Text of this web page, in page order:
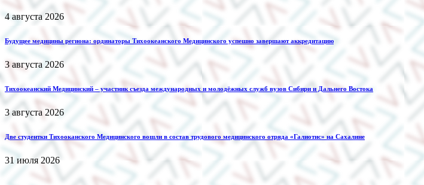
4 августа 2026
Будущее медицины региона: ординаторы Тихоокеанского Медицинского успешно завершают аккредитацию
3 августа 2026
Тихоокеанский Медицинский – участник съезда международных и молодёжных служб вузов Сибири и Дальнего Востока
3 августа 2026
Две студентки Тихооканского Медицинского вошли в состав трудового медицинского отряда «Галиотис» на Сахалине
31 июля 2026